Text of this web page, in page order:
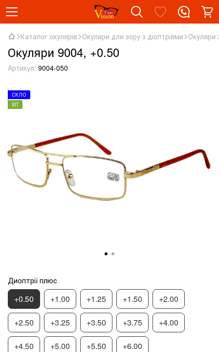
Каталог окулярів Окуляри для зору з діоптріями Окуляри
Окуляри 9004, +0.50
Артикул: 9004-050
СКЛО
ХІТ
Диоптрії плюс
+0.50 +1.00 +1.25 +1.50 +2.00
+2.50 +3.25 +3.50 +3.75 +4.00
+4.50 +5.00 +5.50 +6.00